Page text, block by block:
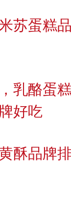
苏蛋糕
乳酪蛋
好吃
酥品牌